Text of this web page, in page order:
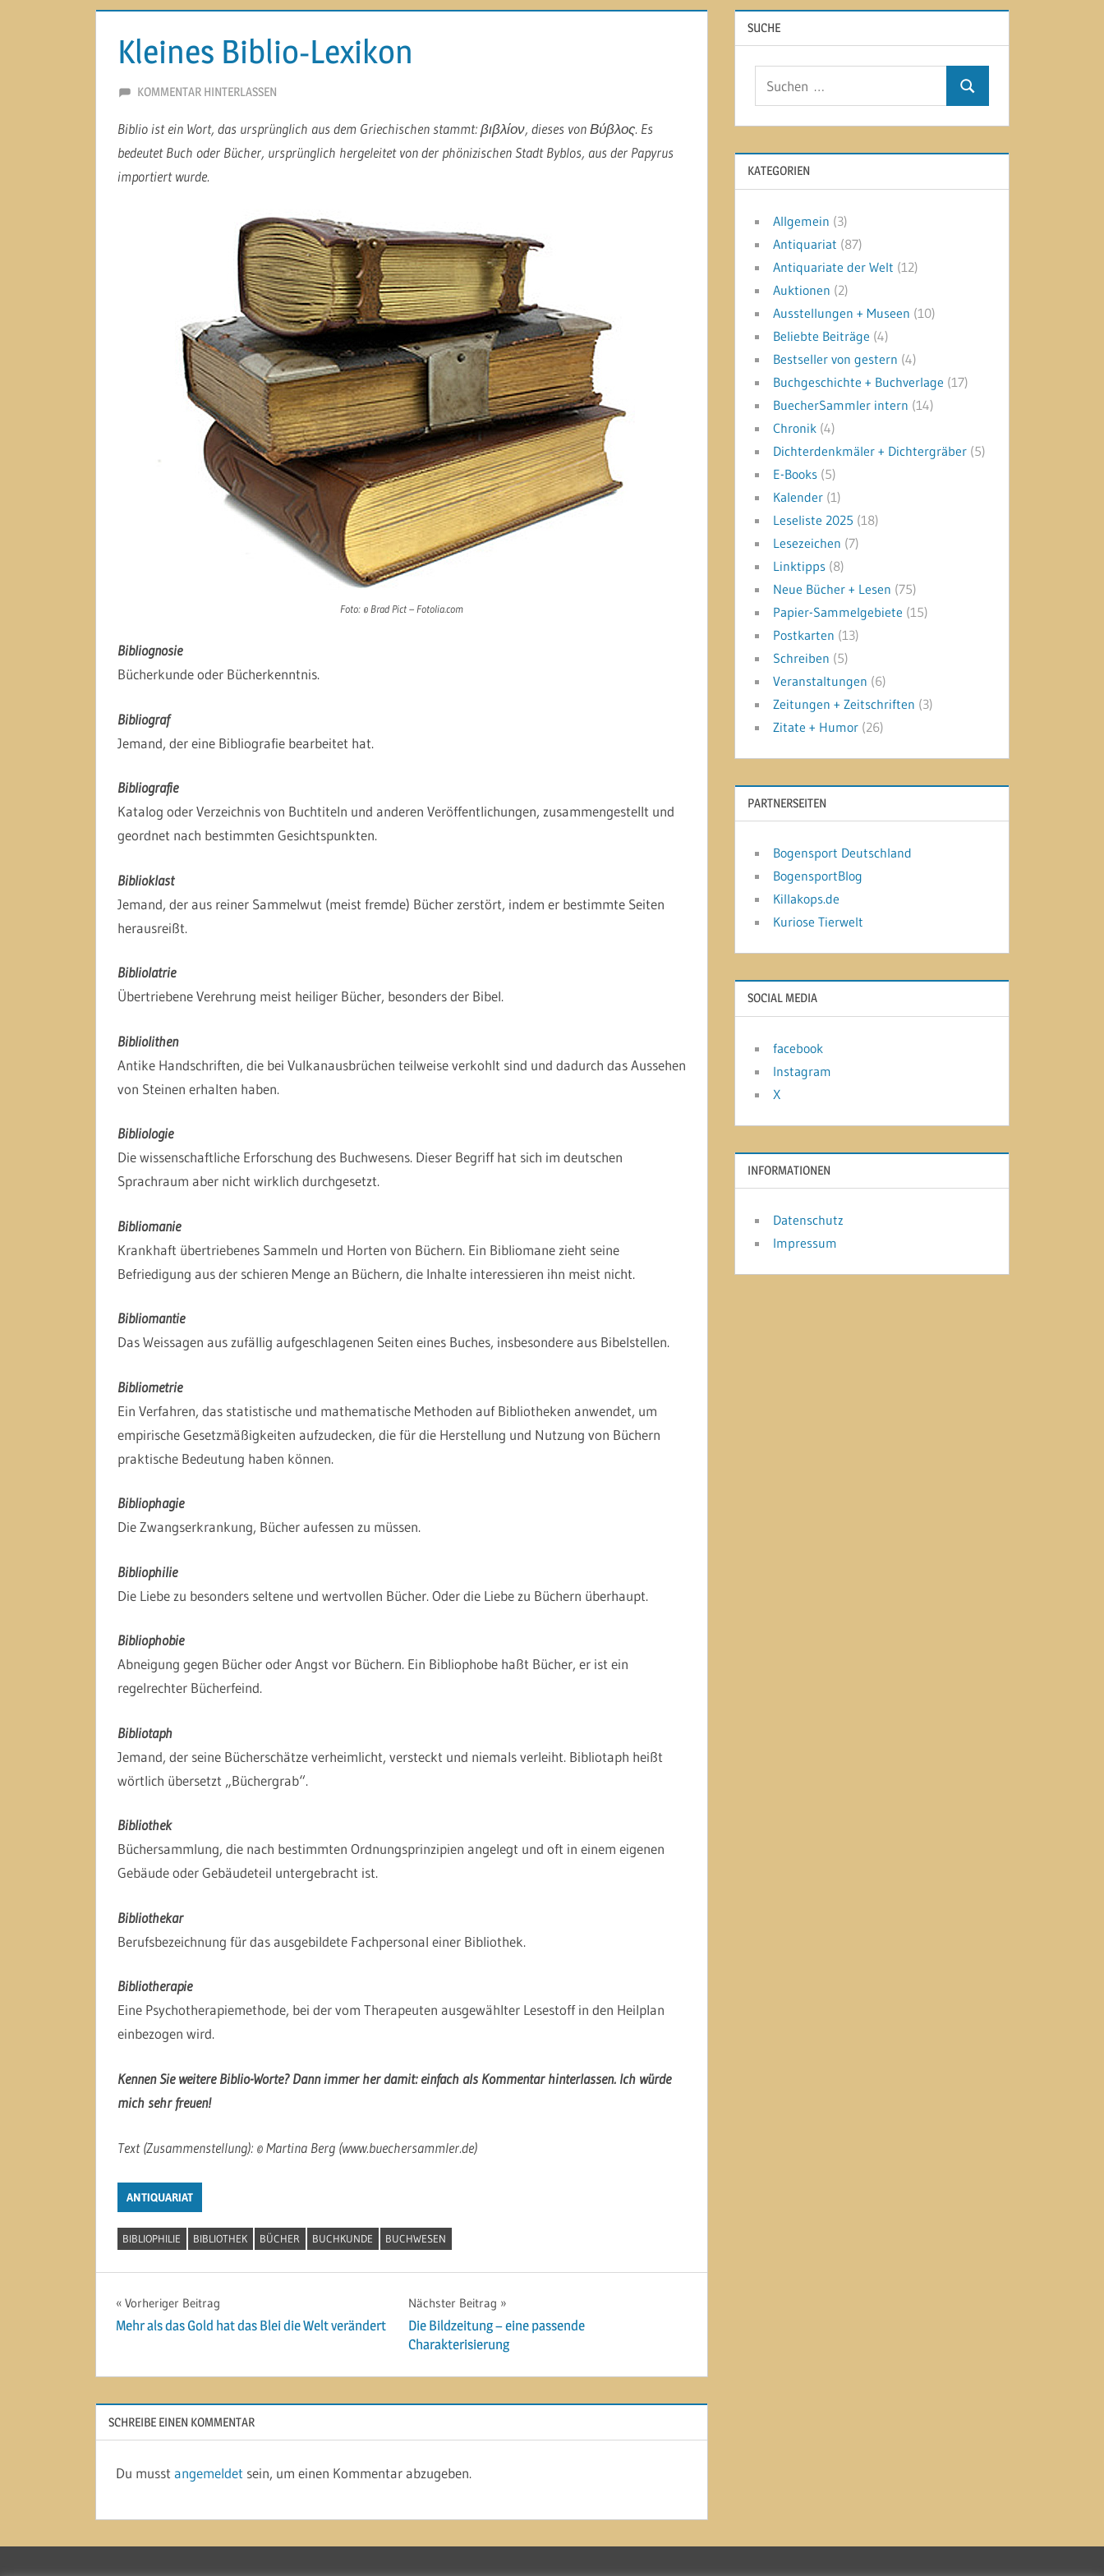
Kleines Biblio-Lexikon
3. DEZEMBER 2013
MARTINA BERG
KOMMENTAR HINTERLASSEN
Biblio ist ein Wort, das ursprünglich aus dem Griechischen stammt: βιβλίον, dieses von Βύβλος. Es
bedeutet Buch oder Bücher, ursprünglich hergeleitet von der phönizischen Stadt Byblos, aus der Papyrus
importiert wurde.
Foto: © Brad Pict – Fotolia.com
Bibliognosie
Bücherkunde oder Bücherkenntnis.
Bibliograf
Jemand, der eine Bibliografie bearbeitet hat.
Bibliografie
Katalog oder Verzeichnis von Buchtiteln und anderen Veröffentlichungen, zusammengestellt und
geordnet nach bestimmten Gesichtspunkten.
Biblioklast
Jemand, der aus reiner Sammelwut (meist fremde) Bücher zerstört, indem er bestimmte Seiten
herausreißt.
Bibliolatrie
Übertriebene Verehrung meist heiliger Bücher, besonders der Bibel.
Bibliolithen
Antike Handschriften, die bei Vulkanausbrüchen teilweise verkohlt sind und dadurch das Aussehen
von Steinen erhalten haben.
Bibliologie
Die wissenschaftliche Erforschung des Buchwesens. Dieser Begriff hat sich im deutschen
Sprachraum aber nicht wirklich durchgesetzt.
Bibliomanie
Krankhaft übertriebenes Sammeln und Horten von Büchern. Ein Bibliomane zieht seine
Befriedigung aus der schieren Menge an Büchern, die Inhalte interessieren ihn meist nicht.
Bibliomantie
Das Weissagen aus zufällig aufgeschlagenen Seiten eines Buches, insbesondere aus Bibelstellen.
Bibliometrie
Ein Verfahren, das statistische und mathematische Methoden auf Bibliotheken anwendet, um
empirische Gesetzmäßigkeiten aufzudecken, die für die Herstellung und Nutzung von Büchern
praktische Bedeutung haben können.
Bibliophagie
Die Zwangserkrankung, Bücher aufessen zu müssen.
Bibliophilie
Die Liebe zu besonders seltene und wertvollen Bücher. Oder die Liebe zu Büchern überhaupt.
Bibliophobie
Abneigung gegen Bücher oder Angst vor Büchern. Ein Bibliophobe haßt Bücher, er ist ein
regelrechter Bücherfeind.
Bibliotaph
Jemand, der seine Bücherschätze verheimlicht, versteckt und niemals verleiht. Bibliotaph heißt
wörtlich übersetzt „Büchergrab“.
Bibliothek
Büchersammlung, die nach bestimmten Ordnungsprinzipien angelegt und oft in einem eigenen
Gebäude oder Gebäudeteil untergebracht ist.
Bibliothekar
Berufsbezeichnung für das ausgebildete Fachpersonal einer Bibliothek.
Bibliotherapie
Eine Psychotherapiemethode, bei der vom Therapeuten ausgewählter Lesestoff in den Heilplan
einbezogen wird.
Kennen Sie weitere Biblio-Worte? Dann immer her damit: einfach als Kommentar hinterlassen. Ich würde
mich sehr freuen!
Text (Zusammenstellung): © Martina Berg (www.buechersammler.de)
ANTIQUARIAT
BIBLIOPHILIE BIBLIOTHEK BÜCHER BUCHKUNDE BUCHWESEN
Beitragsnavigation
Vorheriger Beitrag
Mehr als das Gold hat das Blei die Welt verändert
Nächster Beitrag
Die Bildzeitung – eine passende
Charakterisierung
SCHREIBE EINEN KOMMENTAR
Du musst angemeldet sein, um einen Kommentar abzugeben.
SUCHE
Suchen
KATEGORIEN
Allgemein (3)
Antiquariat (87)
Antiquariate der Welt (12)
Auktionen (2)
Ausstellungen + Museen (10)
Beliebte Beiträge (4)
Bestseller von gestern (4)
Buchgeschichte + Buchverlage (17)
BuecherSammler intern (14)
Chronik (4)
Dichterdenkmäler + Dichtergräber (5)
E-Books (5)
Kalender (1)
Leseliste 2025 (18)
Lesezeichen (7)
Linktipps (8)
Neue Bücher + Lesen (75)
Papier-Sammelgebiete (15)
Postkarten (13)
Schreiben (5)
Veranstaltungen (6)
Zeitungen + Zeitschriften (3)
Zitate + Humor (26)
PARTNERSEITEN
Bogensport Deutschland
BogensportBlog
Killakops.de
Kuriose Tierwelt
SOCIAL MEDIA
facebook
Instagram
X
INFORMATIONEN
Datenschutz
Impressum